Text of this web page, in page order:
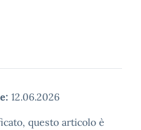
12.06.2026
questo articolo è